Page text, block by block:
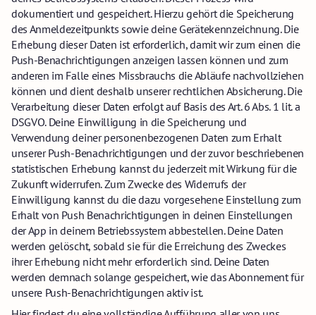
dokumentiert und gespeichert. Hierzu gehört die Speicherung
des Anmeldezeitpunkts sowie deine Gerätekennzeichnung. Die
Erhebung dieser Daten ist erforderlich, damit wir zum einen die
Push-Benachrichtigungen anzeigen lassen können und zum
anderen im Falle eines Missbrauchs die Abläufe nachvollziehen
können und dient deshalb unserer rechtlichen Absicherung. Die
Verarbeitung dieser Daten erfolgt auf Basis des Art. 6 Abs. 1 lit. a
DSGVO. Deine Einwilligung in die Speicherung und
Verwendung deiner personenbezogenen Daten zum Erhalt
unserer Push-Benachrichtigungen und der zuvor beschriebenen
statistischen Erhebung kannst du jederzeit mit Wirkung für die
Zukunft widerrufen. Zum Zwecke des Widerrufs der
Einwilligung kannst du die dazu vorgesehene Einstellung zum
Erhalt von Push Benachrichtigungen in deinen Einstellungen
der App in deinem Betriebssystem abbestellen. Deine Daten
werden gelöscht, sobald sie für die Erreichung des Zweckes
ihrer Erhebung nicht mehr erforderlich sind. Deine Daten
werden demnach solange gespeichert, wie das Abonnement für
unsere Push-Benachrichtigungen aktiv ist.